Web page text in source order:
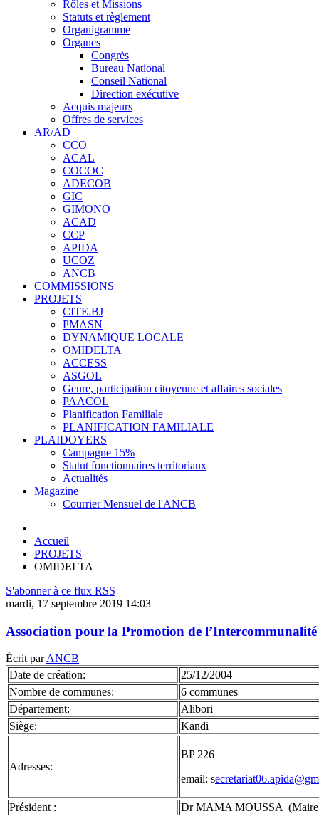
Rôles et Missions
Statuts et règlement
Organigramme
Organes
Congrès
Bureau National
Conseil National
Direction exécutive
Acquis majeurs
Offres de services
AR/AD
CCO
ACAL
COCOC
ADECOB
GIC
GIMONO
ACAD
CCP
APIDA
UCOZ
ANCB
COMMISSIONS
PROJETS
CITE.BJ
PMASN
DYNAMIQUE LOCALE
OMIDELTA
ACCESS
ASGOL
Genre, participation citoyenne et affaires sociales
PAACOL
Planification Familiale
PLANIFICATION FAMILIALE
PLAIDOYERS
Campagne 15%
Statut fonctionnaires territoriaux
Actualités
Magazine
Courrier Mensuel de l'ANCB
Accueil
PROJETS
OMIDELTA
S'abonner à ce flux RSS
mardi, 17 septembre 2019 14:03
Association pour la Promotion de
Écrit parANCB
Date de création:
25/12/2004
Nombre de communes:
6 communes
Département:
Alibori
Siège:
Kandi
Adresses:
BP 226
email: s
Président : Dr MAMA MOUSSA (Maire